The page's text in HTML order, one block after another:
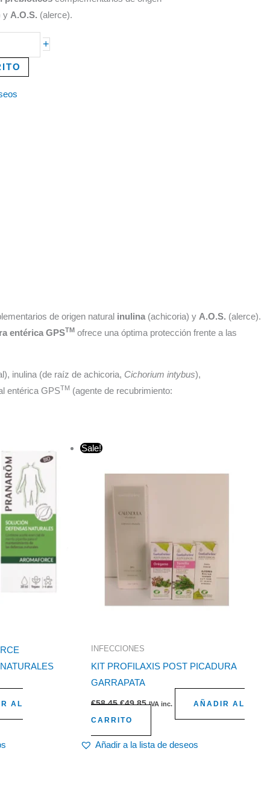
y A.O.S. (alerce).
+
de origen natural inulina (achicoria) y A.O.S. (alerce).
entérica GPSTM ofrece una óptima protección frente a las
inulina (de raíz de achicoria, Cichorium intybus),
entérica GPSTM (agente de recubrimiento:
AL
Sale!
INFECCIONES
KIT PROFILAXIS POST PICADURA
GARRAPATA
€58,45
era:
€58,45.
€49,85
es:
€49,85.
IVA inc.
AÑADIR AL
CARRITO
Añadir a la lista de deseos